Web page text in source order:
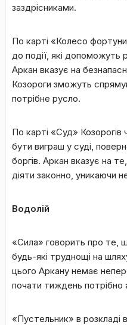
заздрісниками.
По карті «Колесо
до події, які допоможуть
Аркан вказує на
Козороги зможуть
потрібне русло.
По карті «Суд»
бути виграш у суді,
боргів. Аркан вказує на
діяти законно, уникаючи
Водолій
«Сила» говорить про те,
будь-які труднощі на
цього Аркану немає
почати тиждень потрібно
«Пустельник» в розкладі